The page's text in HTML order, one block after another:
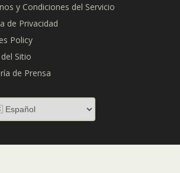
y Condiciones del Servicio
de Privacidad
Policy
Sitio
de Prensa